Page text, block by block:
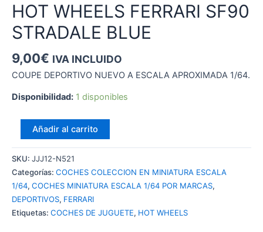
HOT WHEELS FERRARI SF90
STRADALE BLUE
9,00€ IVA INCLUIDO
COUPE DEPORTIVO NUEVO A ESCALA APROXIMADA 1/64.
Disponibilidad: 1 disponibles
WHEELS
SF90
STRADALE
BLUE
Añadir al carrito
SKU: JJJ12-N521
Categorías: COCHES COLECCION EN MINIATURA ESCALA
1/64, COCHES MINIATURA ESCALA 1/64 POR MARCAS,
DEPORTIVOS, FERRARI
Etiquetas: COCHES DE JUGUETE, HOT WHEELS